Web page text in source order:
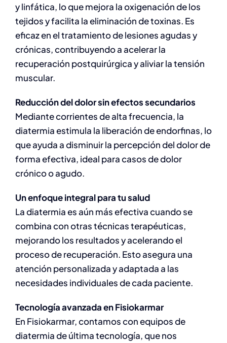
y linfática, lo que mejora la oxigenación de los
tejidos y facilita la eliminación de toxinas. Es
eficaz en el tratamiento de lesiones agudas y
crónicas, contribuyendo a acelerar la
recuperación postquirúrgica y aliviar la tensión
muscular.
Reducción del dolor sin efectos secundarios
Mediante corrientes de alta frecuencia, la
diatermia estimula la liberación de endorfinas, lo
que ayuda a disminuir la percepción del dolor de
forma efectiva, ideal para casos de dolor
crónico o agudo.
Un enfoque integral para tu salud
La diatermia es aún más efectiva cuando se
combina con otras técnicas terapéuticas,
mejorando los resultados y acelerando el
proceso de recuperación. Esto asegura una
atención personalizada y adaptada a las
necesidades individuales de cada paciente.
Tecnología avanzada en Fisiokarmar
En Fisiokarmar, contamos con equipos de
diatermia de última tecnología, que nos